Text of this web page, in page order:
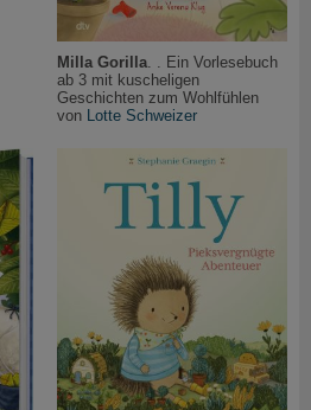
Milla Gorilla. . Ein Vorlesebuch
ab 3 mit kuscheligen
Geschichten zum Wohlfühlen
von Lotte Schweizer